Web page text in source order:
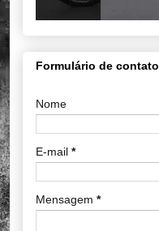
Formulário de contato
Nome
E-mail *
Mensagem *